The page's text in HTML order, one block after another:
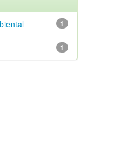
1
1